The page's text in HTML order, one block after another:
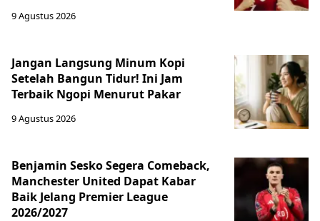
9 Agustus 2026
Jangan Langsung Minum Kopi
Setelah Bangun Tidur! Ini Jam
Terbaik Ngopi Menurut Pakar
9 Agustus 2026
Benjamin Sesko Segera Comeback,
Manchester United Dapat Kabar
Baik Jelang Premier League
2026/2027